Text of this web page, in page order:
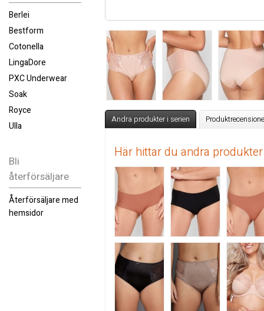
Berlei
Bestform
Cotonella
LingaDore
PXC Underwear
Soak
Royce
Ulla
Bli
återförsäljare
Återförsäljare med
hemsidor
Andra produkter i serien
Här hittar du andra